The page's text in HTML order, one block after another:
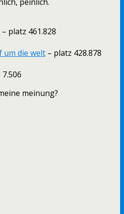
– platz 461.828
um die welt – platz 428.878
meinung?